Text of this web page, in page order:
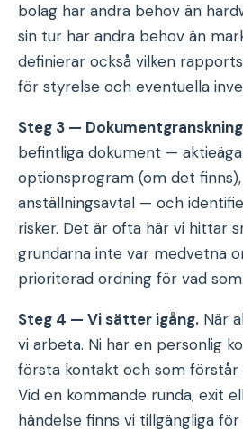
bolag har andra behov än
sin tur har andra behov än
definierar också vilken
för styrelse och eventuella
Steg 3 —
befintliga dokument —
optionsprogram (om det
anställningsavtal — och
risker. Det är ofta här vi hittar
grundarna inte var medvetna
prioriterad ordning för vad
Steg 4 — Vi sätter igång. När
vi arbeta. Ni har en personlig
första kontakt och som
Vid en kommande runda, exit
händelse finns vi tillgängliga